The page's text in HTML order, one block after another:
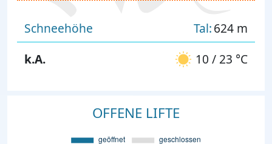
Schneehöhe Tal:624 m
k.A.
10 / 23 °C
OFFENE LIFTE